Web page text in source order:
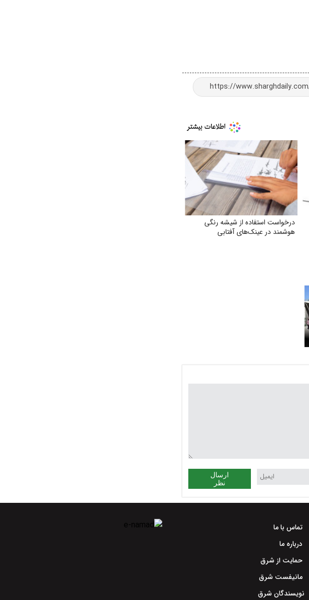
درخواست استفاده از شیشه رنگی
هوشمند در عینک‌های آفتابی
ارسال
نظر
تماس با ما
درباره ما
حمایت از شرق
مانیفست شرق
نویسندگان شرق